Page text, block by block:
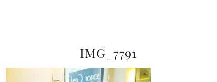
IMG_7791